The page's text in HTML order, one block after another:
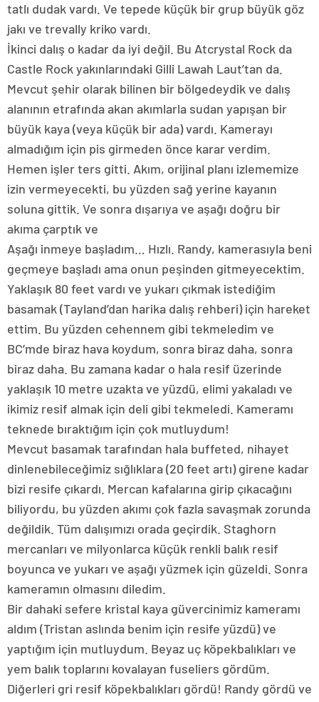
tatlı dudak vardı. Ve tepede küçük bir grup büyük göz
jakı ve trevally kriko vardı.
İkinci dalış o kadar da iyi değil. Bu Atcrystal Rock da
Castle Rock yakınlarındaki Gilli Lawah Laut’tan da.
Mevcut şehir olarak bilinen bir bölgedeydik ve dalış
alanının etrafında akan akımlarla sudan yapışan bir
büyük kaya (veya küçük bir ada) vardı. Kamerayı
almadığım için pis girmeden önce karar verdim.
Hemen işler ters gitti. Akım, orijinal planı izlememize
izin vermeyecekti, bu yüzden sağ yerine kayanın
soluna gittik. Ve sonra dışarıya ve aşağı doğru bir
akıma çarptık ve
Aşağı inmeye başladım… Hızlı. Randy, kamerasıyla beni
geçmeye başladı ama onun peşinden gitmeyecektim.
Yaklaşık 80 feet vardı ve yukarı çıkmak istediğim
basamak (Tayland’dan harika dalış rehberi) için hareket
ettim. Bu yüzden cehennem gibi tekmeledim ve
BC’mde biraz hava koydum, sonra biraz daha, sonra
biraz daha. Bu zamana kadar o hala resif üzerinde
yaklaşık 10 metre uzakta ve yüzdü, elimi yakaladı ve
ikimiz resif almak için deli gibi tekmeledi. Kameramı
teknede bıraktığım için çok mutluydum!
Mevcut basamak tarafından hala buffeted, nihayet
dinlenebileceğimiz sığlıklara (20 feet artı) girene kadar
bizi resife çıkardı. Mercan kafalarına girip çıkacağını
biliyordu, bu yüzden akımı çok fazla savaşmak zorunda
değildik. Tüm dalışımızı orada geçirdik. Staghorn
mercanları ve milyonlarca küçük renkli balık resif
boyunca ve yukarı ve aşağı yüzmek için güzeldi. Sonra
kameramın olmasını diledim.
Bir dahaki sefere kristal kaya güvercinimiz kameramı
aldım (Tristan aslında benim için resife yüzdü) ve
yaptığım için mutluydum. Beyaz uç köpekbalıkları ve
yem balık toplarını kovalayan fuseliers gördüm.
Diğerleri gri resif köpekbalıkları gördü! Randy gördü ve